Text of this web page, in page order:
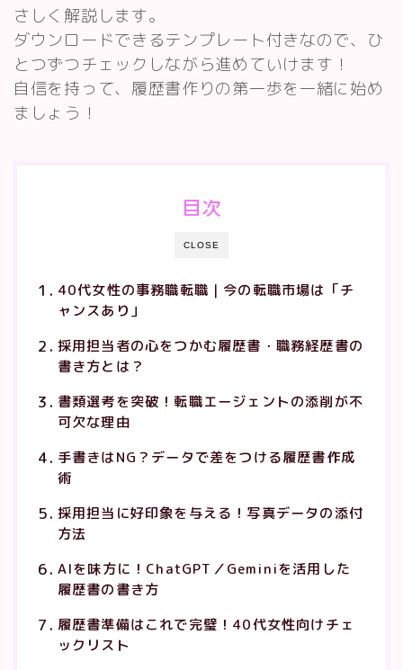
さしく解説します。
ダウンロードできるテンプレート付きなので、ひ
とつずつチェックしながら進めていけます！
自信を持って、履歴書作りの第一歩を一緒に始め
ましょう！
CLOSE
目次
40代女性の事務職転職｜今の転職市場は「チ
ャンスあり」
採用担当者の心をつかむ履歴書・職務経歴書の
書き方とは？
書類選考を突破！転職エージェントの添削が不
可欠な理由
手書きはNG？データで差をつける履歴書作成
術
採用担当に好印象を与える！写真データの添付
方法
AIを味方に！ChatGPT／Geminiを活用した
履歴書の書き方
履歴書準備はこれで完璧！40代女性向けチェ
ックリスト